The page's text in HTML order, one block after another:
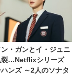
・ガンとイ・ジュニ
裂…Netflixシリーズ
ハンズ ～2人のソナタ